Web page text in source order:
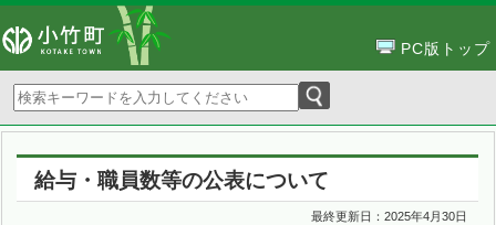
PC版トップ
給与・職員数等の公表について
最終更新日：2025年4月30日